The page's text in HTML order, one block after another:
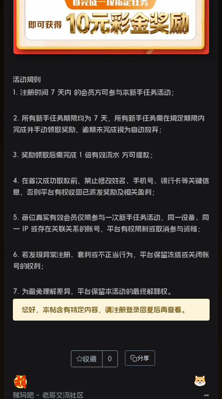
活动规则
1. 注册时间 7 天内 的会员方可参与本新手任务活动；
2. 所有新手任务期限均为 7 天，所有新手任务需在规定期限内
完成并手动领取奖励，逾期未完成视为自动放弃；
3. 奖励领取后需完成 1 倍有效流水 方可提款；
4. 在首次成功取款前，禁止修改姓名、手机号、银行卡等关键信
息，否则平台有权收回已派发奖励及相关盈利；
5. 每位真实有效会员仅限参与一次新手任务活动，同一设备、同
一IP 或存在关联关系的账号，平台有权限制或取消参与资格；
6. 若发现异常注册、套利或不正当行为，平台保留冻结或关闭账
号的权利；
7. 为避免理解差异，平台保留本活动的最终解释权。
您好，本帖含有特定内容，请注册登录回复后再查看。
收藏 0 分享
赌狗吧 - 老哥交流社区 ➦